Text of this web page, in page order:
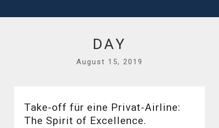
DAY
August 15, 2019
Take-off für eine Privat-Airline:
The Spirit of Excellence.